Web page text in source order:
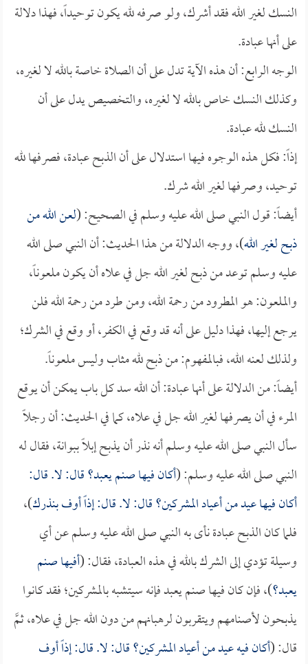
النسك لغير الله فقد أشرك، ولو صرفه لله يكون توحيداً، فهذا دلالة
على أنها عبادة.
الوجه الرابع: أن هذه الآية تدل على أن الصلاة خاصة بالله لا لغيره،
وكذلك النسك خاص بالله لا لغيره، والتخصيص يدل على أن
النسك لله عبادة.
إذاً: فكل هذه الوجوه فيها استدلال على أن الذبح عبادة، فصرفها لله
توحيد، وصرفها لغير الله شرك.
أيضاً: قول النبي صلى الله عليه وسلم في الصحيح: (لعن الله من
ذبح لغير الله)، ووجه الدلالة من هذا الحديث: أن النبي صلى الله
عليه وسلم توعد من ذبح لغير الله جل في علاه أن يكون ملعوناً،
والملعون: هو المطرود من رحمة الله، ومن طرد من رحمة الله فلن
يرجع إليها، فهذا دليل على أنه قد وقع في الكفر، أو وقع في الشرك؛
ولذلك لعنه الله، فبالمفهوم: من ذبح لله مثاب وليس ملعوناً.
أيضاً: من الدلالة على أنها عبادة: أن الله سد كل باب يمكن أن يوقع
المرء في أن يصرفها لغير الله جل في علاه، كما في الحديث: أن رجلاً
سأل النبي صلى الله عليه وسلم أنه نذر أن يذبح إبلاً ببوانة، فقال له
النبي صلى الله عليه وسلم: (أكان فيها صنم يعبد؟ قال: لا. قال:
أكان فيها عيد من أعياد المشركين؟ قال: لا. قال: إذاً أوف بنذرك)،
فلما كان الذبح عبادة نأى به النبي صلى الله عليه وسلم عن أي
وسيلة تؤدي إلى الشرك بالله في هذه العبادة، فقال: (أفيها صنم
يعبد؟)، فإن كان فيها صنم يعبد فإنه سيتشبه بالمشركين؛ فقد كانوا
يذبحون لأصنامهم ويتقربون لرهبانهم من دون الله جل في علاه، ثمَّ
قال: (أكان فيه عيد من أعياد المشركين؟ قال: لا. قال: إذاً أوف